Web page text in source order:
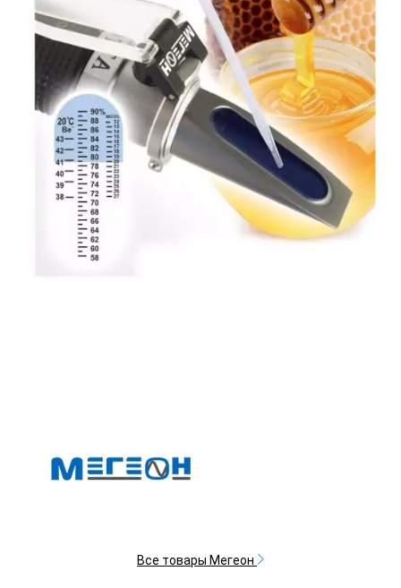
Все товары Мегеон